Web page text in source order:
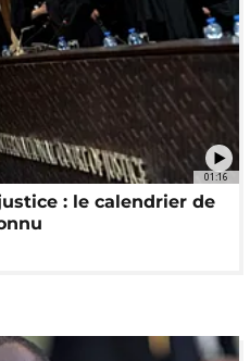
01:16
: le calendrier de